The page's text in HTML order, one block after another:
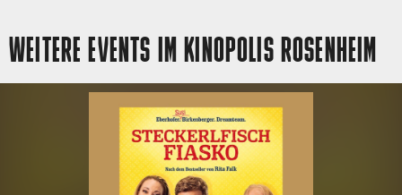
WEITERE EVENTS IM KINOPOLIS ROSENHEIM